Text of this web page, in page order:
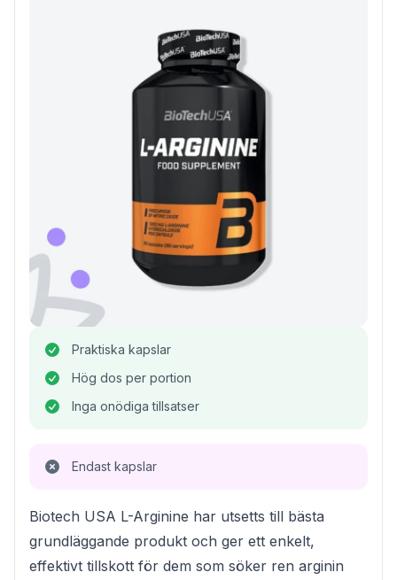
Praktiska kapslar
Hög dos per portion
Inga onödiga tillsatser
Endast kapslar
Biotech USA L-Arginine har utsetts till bästa
grundläggande produkt och ger ett enkelt,
effektivt tillskott för dem som söker ren arginin